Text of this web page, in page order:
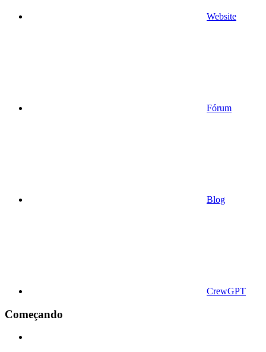
Website
Fórum
Blog
CrewGPT
Começando